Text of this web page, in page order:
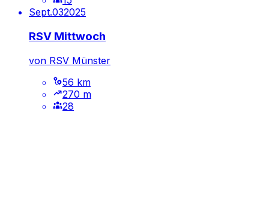
Sept.032025
RSV Mittwoch
von RSV Münster
56 km
270 m
28